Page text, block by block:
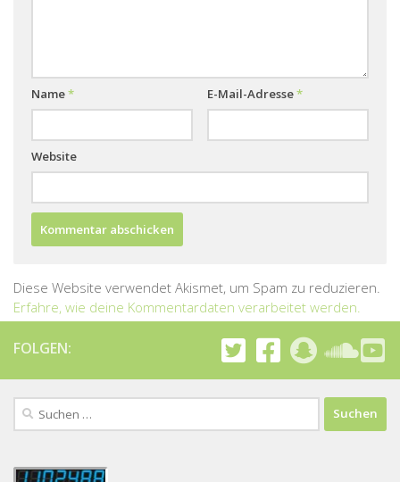
Name* E-Mail-Adresse*
Website
Diese Website verwendet Akismet, um Spam zu reduzieren.
Erfahre, wie deine Kommentardaten verarbeitet werden.
FOLGEN:
Suchen